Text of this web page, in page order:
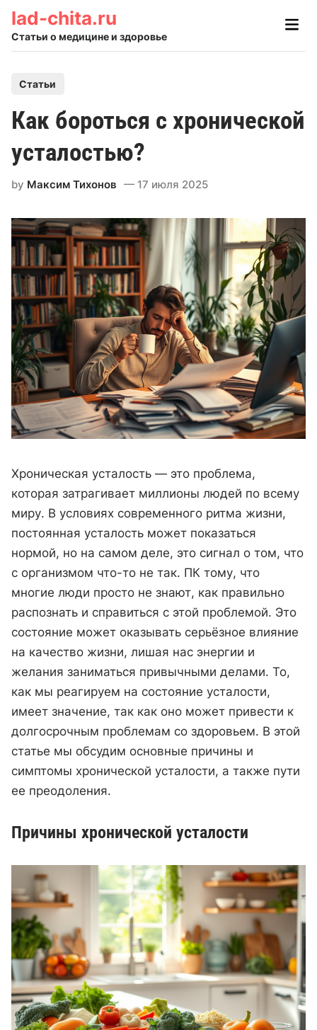
Skip
content
lad-chita.ru
Статьи о медицине и здоровье
Main
s
e
d
n
Статьи
Как бороться с хронической
усталостью?
by Максим Тихонов 17 июля 2025
Хроническая усталость — это проблема,
которая затрагивает миллионы людей по всему
миру. В условиях современного ритма жизни,
постоянная усталость может показаться
нормой, но на самом деле, это сигнал о том, что
с организмом что-то не так. ПК тому, что
многие люди просто не знают, как правильно
распознать и справиться с этой проблемой. Это
состояние может оказывать серьёзное влияние
на качество жизни, лишая нас энергии и
желания заниматься привычными делами. То,
как мы реагируем на состояние усталости,
имеет значение, так как оно может привести к
долгосрочным проблемам со здоровьем. В этой
статье мы обсудим основные причины и
симптомы хронической усталости, а также пути
ее преодоления.
Причины хронической усталости